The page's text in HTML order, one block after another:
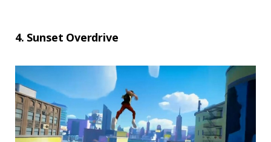
4. Sunset Overdrive